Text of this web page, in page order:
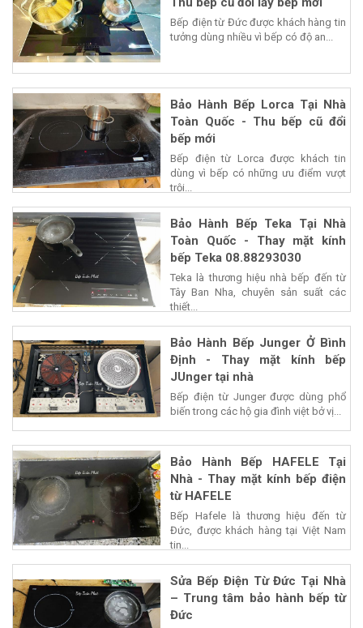
Bếp điện từ Đức được khách hàng tin
tưởng dùng nhiều vì bếp có độ an...
Bảo Hành Bếp Lorca Tại Nhà
Toàn Quốc - Thu bếp cũ đổi
bếp mới
Bếp điện từ Lorca được khách tin
dùng vì bếp có những ưu điểm vượt
trội...
Bảo Hành Bếp Teka Tại Nhà
Toàn Quốc - Thay mặt kính
bếp Teka 08.88293030
Teka là thương hiệu nhà bếp đến từ
Tây Ban Nha, chuyên sản suất các
thiết...
Bảo Hành Bếp Junger Ở Bình
Định - Thay mặt kính bếp
JUnger tại nhà
Bếp điện từ Junger được dùng phổ
biến trong các hộ gia đình việt bở vị...
Bảo Hành Bếp HAFELE Tại
Nhà - Thay mặt kính bếp điện
từ HAFELE
Bếp Hafele là thương hiệu đến từ
Đức, được khách hàng tại Việt Nam
tin...
Sửa Bếp Điện Từ Đức Tại Nhà
– Trung tâm bảo hành bếp từ
Đức